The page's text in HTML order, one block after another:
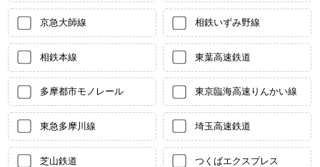
京急大師線 相鉄いずみ野線
相鉄本線 東葉高速鉄道
多摩都市モノレール 東京臨海高速りんかい線
東急多摩川線 埼玉高速鉄道
芝山鉄道 つくばエクスプレス